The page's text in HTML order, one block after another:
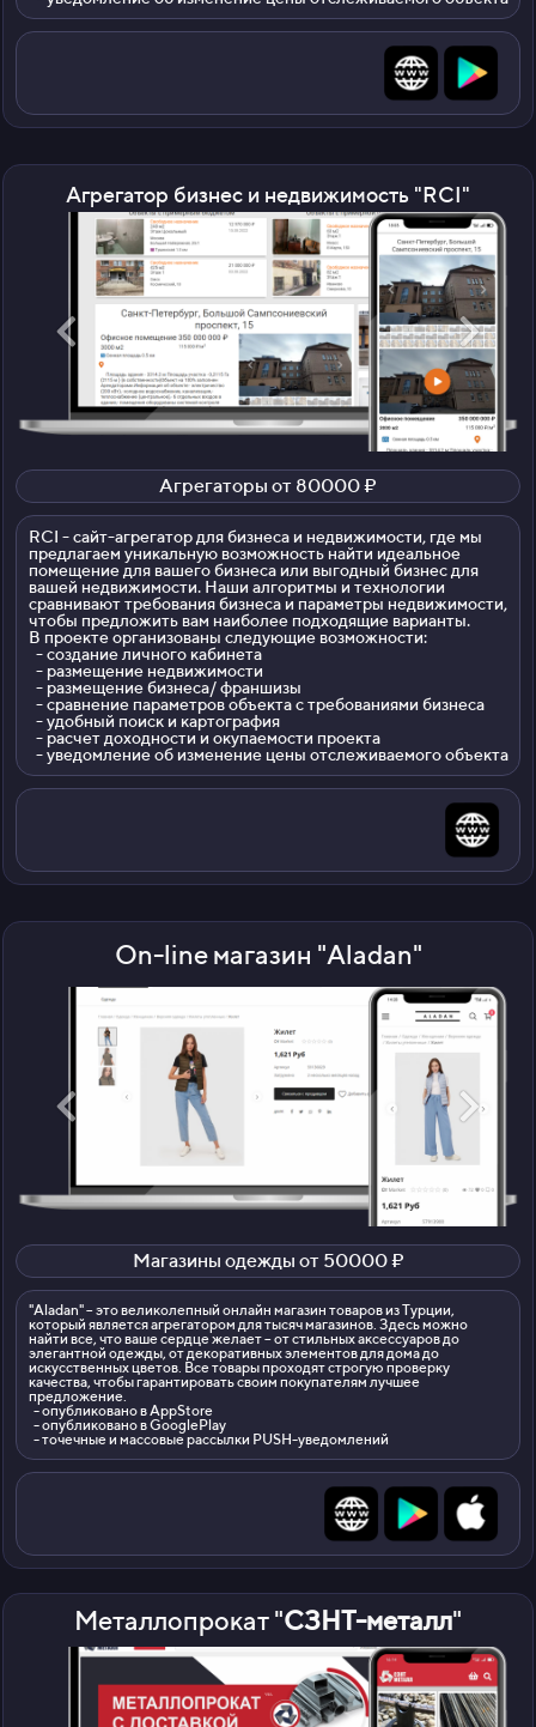
Агрегатор бизнес и недвижимость "RCI"
Агрегаторы от 80000 ₽
RCI - сайт-агрегатор для бизнеса и недвижимости, где мы
предлагаем уникальную возможность найти идеальное
помещение для вашего бизнеса или выгодный бизнес для
вашей недвижимости. Наши алгоритмы и технологии
сравнивают требования бизнеса и параметры недвижимости,
чтобы предложить вам наиболее подходящие варианты.
В проекте организованы следующие возможности:
- создание личного кабинета
- размещение недвижимости
- размещение бизнеса/ франшизы
- сравнение параметров объекта с требованиями бизнеса
- удобный поиск и картография
- расчет доходности и окупаемости проекта
- уведомление об изменение цены отслеживаемого объекта
On-line магазин "Aladan"
Магазины одежды от 50000 ₽
"Aladan" – это великолепный онлайн магазин товаров из Турции,
который является агрегатором для тысяч магазинов. Здесь можно
найти все, что ваше сердце желает – от стильных аксессуаров до
элегантной одежды, от декоративных элементов для дома до
искусственных цветов. Все товары проходят строгую проверку
качества, чтобы гарантировать своим покупателям лучшее
предложение.
- опубликовано в AppStore
- опубликовано в GooglePlay
- точечные и массовые рассылки PUSH-уведомлений
Металлопрокат "СЗНТ-металл"